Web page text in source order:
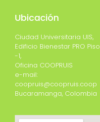
Ubicación
Ciudad Universitaria UIS,
Edificio Bienestar PRO Piso
-1,
Oficina COOPRUIS
e-mail:
coopruis@coopruis.coop
Bucaramanga, Colombia